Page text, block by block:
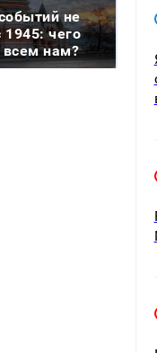
не
чего
нам?
В